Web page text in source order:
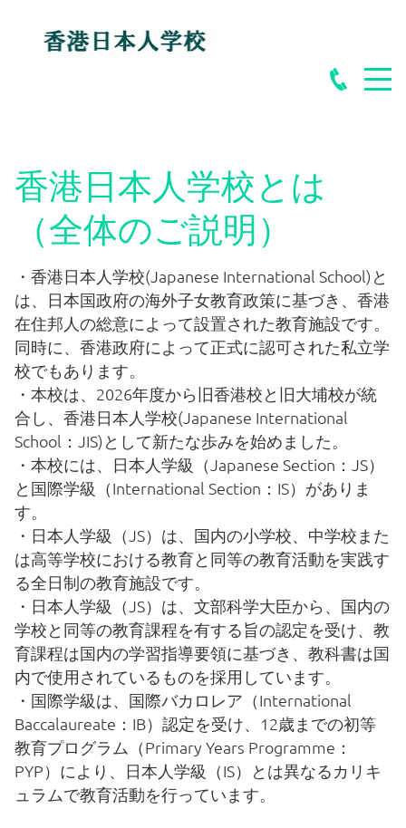
香港日本人学校とは
（全体のご説明）
・香港日本人学校(Japanese International School)と
は、日本国政府の海外子女教育政策に基づき、香港
在住邦人の総意によって設置された教育施設です。
同時に、香港政府によって正式に認可された私立学
校でもあります。
・本校は、2026年度から旧香港校と旧大埔校が統
合し、香港日本人学校(Japanese International
School：JIS)として新たな歩みを始めました。
・本校には、日本人学級（Japanese Section：JS）
と国際学級（International Section：IS）がありま
す。
・日本人学級（JS）は、国内の小学校、中学校また
は高等学校における教育と同等の教育活動を実践す
る全日制の教育施設です。
・日本人学級（JS）は、文部科学大臣から、国内の
学校と同等の教育課程を有する旨の認定を受け、教
育課程は国内の学習指導要領に基づき、教科書は国
内で使用されているものを採用しています。
・国際学級は、国際バカロレア（International
Baccalaureate：IB）認定を受け、12歳までの初等
教育プログラム（Primary Years Programme：
PYP）により、日本人学級（IS）とは異なるカリキ
ュラムで教育活動を行っています。